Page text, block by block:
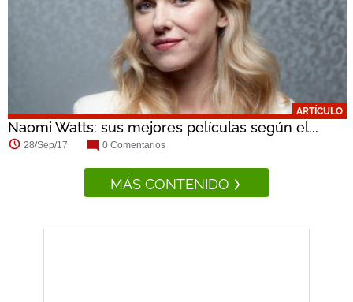
ARTÍCULO
Naomi Watts: sus mejores películas según el...
28/Sep/17 0 Comentarios
MÁS CONTENIDO